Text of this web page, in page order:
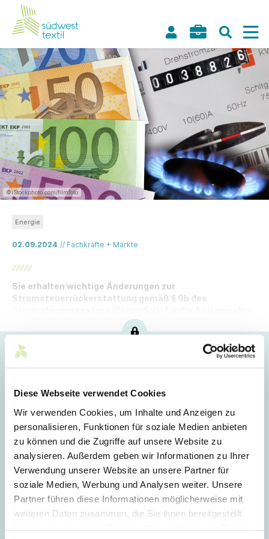
Diese Webseite verwendet Cookies
Wir verwenden Cookies, um Inhalte und Anzeigen zu
personalisieren, Funktionen für soziale Medien anbieten
zu können und die Zugriffe auf unsere Website zu
analysieren. Außerdem geben wir Informationen zu Ihrer
Verwendung unserer Website an unsere Partner für
soziale Medien, Werbung und Analysen weiter. Unsere
Partner führen diese Informationen möglicherweise mit
weiteren Daten zusammen, die Sie ihnen bereitgestellt
©iStockphoto.com/filmfoto
02.09.2024 // Fachkräfte + Märkte
Energie
Sie erhalten wichtige Änderungen zur
Stromsteuerrückerstattung gemäß § 9b des
2024 und 2025 auf einen Blick.
Login
E-Mail
Passwort